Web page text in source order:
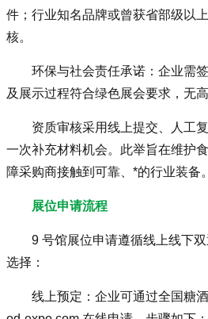
件；行业知名品牌或曾获省部级以
核。
环保与社会责任承诺：企业需
及展示过程符合绿色展会要求，无
资质审核采用线上提交、人工
一次补充材料机会。此举旨在维护
障采购商接触到可靠、*的行业装备。
展位申请流程
9 号馆展位申请遵循线上线下
选择：
线上预定：企业可通过全国糖